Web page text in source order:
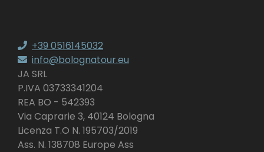
+39 0516145032
info@bolognatour.eu
JA SRL
P.IVA 03733341204
REA BO - 542393
Via Caprarie 3, 40124 Bologna
Licenza T.O N. 195703/2019
Ass. N. 138708 Europe Ass